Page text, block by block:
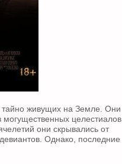
тайно живущих на Земле. Они
могущественных целестиалов.
они скрывались от
Однако, последние